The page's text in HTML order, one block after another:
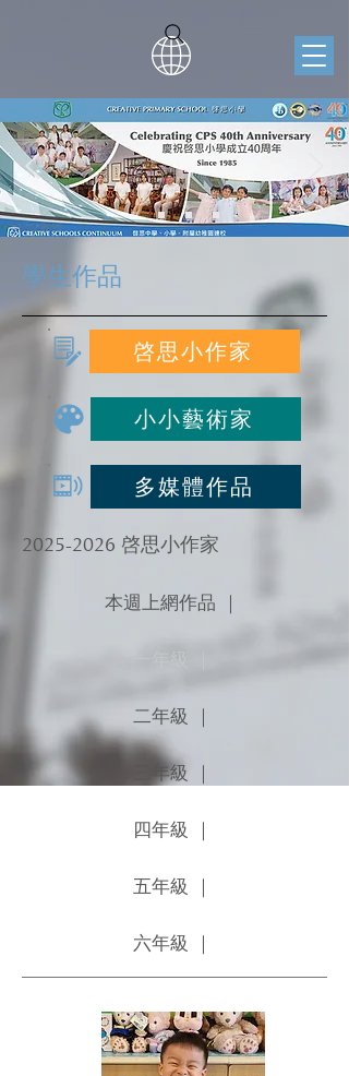
學生作品
啓思小作家
小小藝術家
多媒體作品
2025-2026 啓思小作家
本週上網作品 ｜
二年級 ｜
三年級 ｜
四年級 ｜
五年級 ｜
六年級 ｜